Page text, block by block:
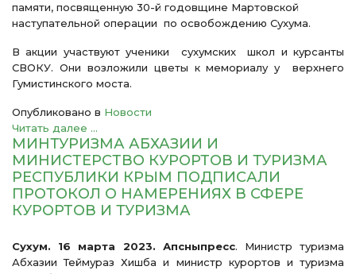
памяти, посвященную 30-й годовщине Мартовской
наступательной операции по освобождению Сухума.
В акции участвуют ученики сухумских школ и курсанты
СВОКУ. Они возложили цветы к мемориалу у верхнего
Гумистинского моста.
Опубликовано в Новости
Читать далее ...
МИНТУРИЗМА АБХАЗИИ И
МИНИСТЕРСТВО КУРОРТОВ И ТУРИЗМА
РЕСПУБЛИКИ КРЫМ ПОДПИСАЛИ
ПРОТОКОЛ О НАМЕРЕНИЯХ В СФЕРЕ
КУРОРТОВ И ТУРИЗМА
Сухум. 16 марта 2023. Апсныпресс. Министр туризма
Абхазии Теймураз Хишба и министр курортов и туризма